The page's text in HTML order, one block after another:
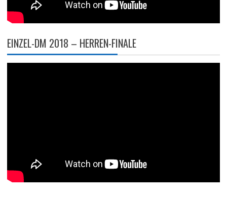
EINZEL-DM 2018 – HERREN-FINALE